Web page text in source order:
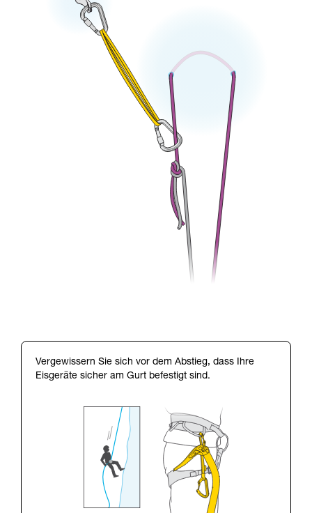
Vergewissern Sie sich vor dem Abstieg, dass Ihre
Eisgeräte sicher am Gurt befestigt sind.